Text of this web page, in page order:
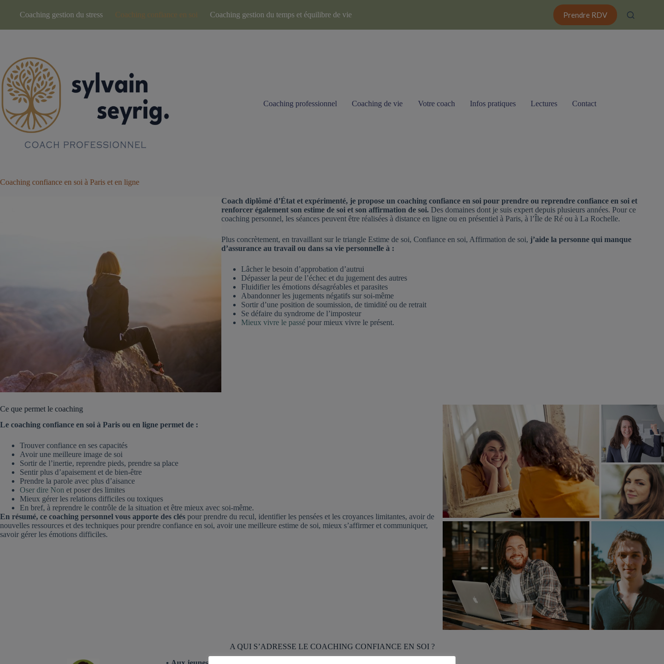
Coaching gestion du stress Coaching confiance en soi Coaching gestion du temps et équilibre de vie Prendre RDV
Coaching professionnel Coaching de vie Votre coach Infos pratiques Lectures Contact
Coaching confiance en soi à Paris et en ligne
Coach diplômé d’État et expérimenté, je propose un coaching confiance en soi pour prendre ou reprendre confiance en soi et
renforcer également son estime de soi et son affirmation de soi. Des domaines dont je suis expert depuis plusieurs années. Pour ce
coaching personnel, les séances peuvent être réalisées à distance en ligne ou en présentiel à Paris, à l’Île de Ré ou à La Rochelle.
Plus concrètement, en travaillant sur le triangle Estime de soi, Confiance en soi, Affirmation de soi, j’aide la personne qui manque
d’assurance au travail ou dans sa vie personnelle à :
Lâcher le besoin d’approbation d’autrui
Dépasser la peur de l’échec et du jugement des autres
Fluidifier les émotions désagréables et parasites
Abandonner les jugements négatifs sur soi-même
Sortir d’une position de soumission, de timidité ou de retrait
Se défaire du syndrome de l’imposteur
Mieux vivre le passépour mieux vivre le présent.
Ce que permet le coaching
Le coaching confiance en soi à Paris ou en ligne permet de :
Trouver confiance en ses capacités
Avoir une meilleure image de soi
Sortir de l’inertie, reprendre pieds, prendre sa place
Sentir plus d’apaisement et de bien-être
Prendre la parole avec plus d’aisance
Oser dire Non et poser des limites
Mieux gérer les relations difficiles ou toxiques
En bref, à reprendre le contrôle de la situation et être mieux avec soi-même.
En résumé, ce coaching personnel vous apporte des clés pour prendre du recul, identifier les pensées et les croyances limitantes, avoir de
nouvelles ressources et des techniques pour prendre confiance en soi, avoir une meilleure estime de soi, mieux s’affirmer et communiquer,
savoir gérer les émotions difficiles.
A QUI S’ADRESSE LE COACHING CONFIANCE EN SOI ?